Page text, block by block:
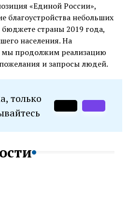
«Единой России»,
благоустройства небольших
страны 2019 года,
населения. На
мы продолжим реализацию
и запросы людей.
только